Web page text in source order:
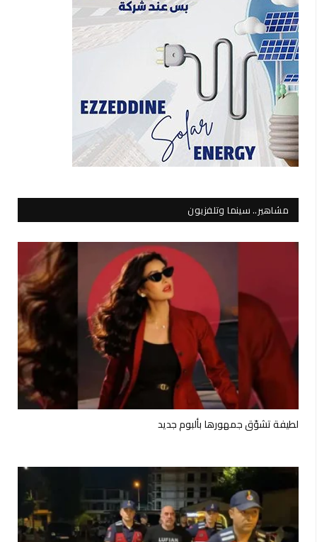
مشاهير.. سينما وتلفزيون
لطيفة تشوّق جمهورها بألبوم جديد